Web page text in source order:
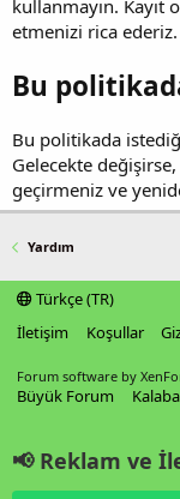
kullanmayın. Kayıt
etmenizi rica ederiz.
Bu
Bu politikada
Gelecekte
geçirmeniz ve
Yardım
Türkçe (TR)
İletişim
Koşullar
Forum software by
Büyük Forum
📢 Reklam ve